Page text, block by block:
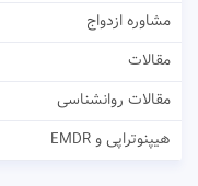
مشاوره ازدواج
مقالات
مقالات روانشناسی
هیپنوتراپی و EMDR